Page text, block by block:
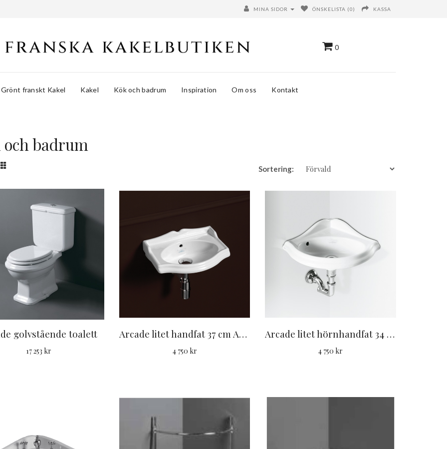
MINA SIDOR ÖNSKELISTA (0) KASSA
0
Grönt franskt Kakel Kakel Kök och badrum Inspiration Om oss Kontakt
och badrum
Sortering:
golvstående toalett
17 253 kr
Arcade litet handfat 37 cm AR035
4 750 kr
Arcade litet hörnhandfat 34 cm AR036
4 750 kr